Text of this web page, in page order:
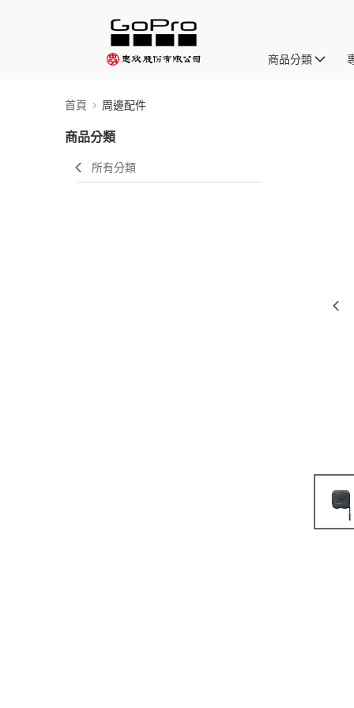
商品分類
首頁 周邊配件
商品分類
所有分類